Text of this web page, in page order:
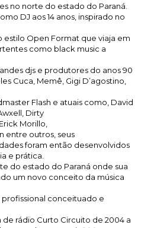
no norte do estado do Paraná.
DJ aos 14 anos, inspirado no
estilo Open Format que viaja em
como black music a
djs e produtores do anos 90
Cuca, Memê, Gigi D’agostino,
Flash e atuais como, David
Dirty
Morillo,
entre outros, seus
foram então desenvolvidos
e prática.
do estado do Paraná onde sua
um novo conceito da música
conceituado e
rádio Curto Circuito de 2004 a